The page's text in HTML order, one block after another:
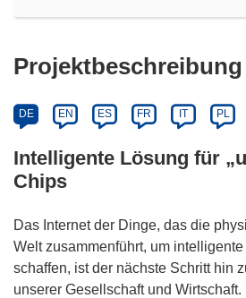
Projektbeschreibung
DE EN ES FR IT PL
Intelligente Lösung für
Chips
Das Internet der Dinge, das die
Welt zusammenführt, um
schaffen, ist der nächste Schritt hin
unserer Gesellschaft und